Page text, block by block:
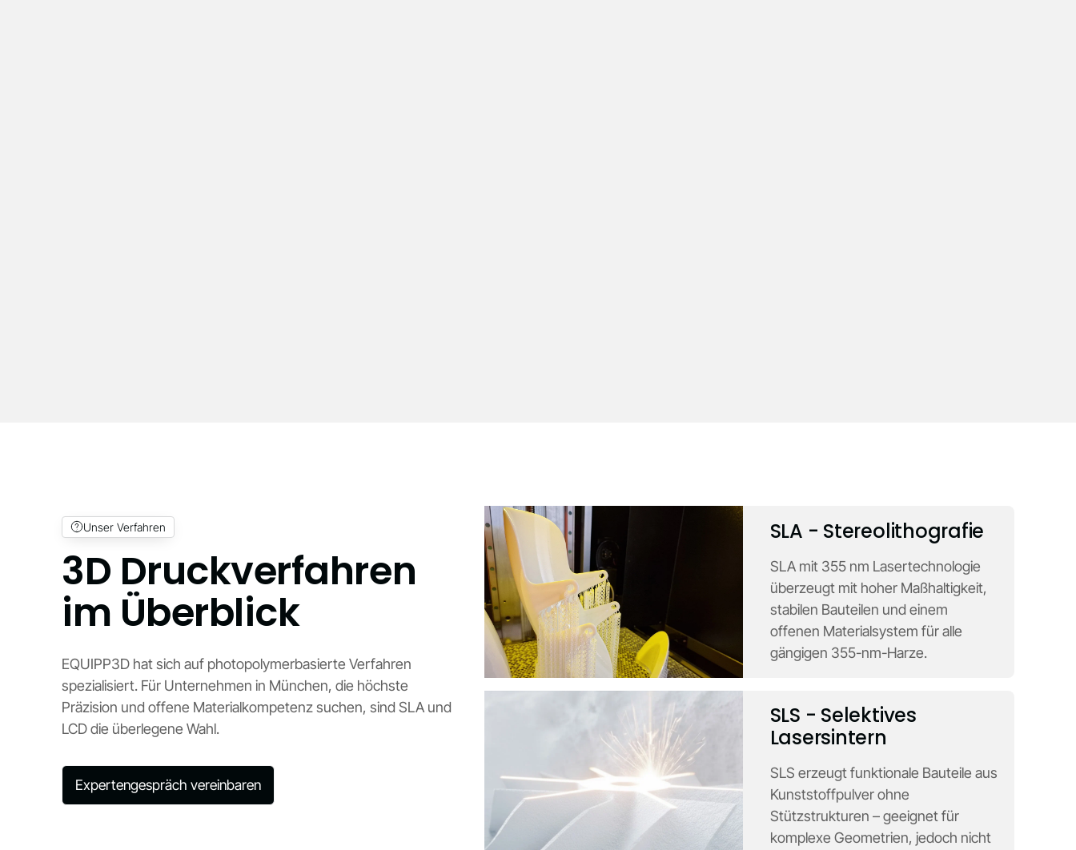
Unser Verfahren
3D Druckverfahren
im Überblick
EQUIPP3D hat sich auf photopolymerbasierte Verfahren
spezialisiert. Für Unternehmen in München, die höchste
Präzision und offene Materialkompetenz suchen, sind SLA und
LCD die überlegene Wahl.
Expertengespräch vereinbaren
SLA - Stereolithografie
SLA mit 355 nm Lasertechnologie
überzeugt mit hoher Maßhaltigkeit,
stabilen Bauteilen und einem
offenen Materialsystem für alle
gängigen 355-nm-Harze.
SLS - Selektives
Lasersintern
SLS erzeugt funktionale Bauteile aus
Kunststoffpulver ohne
Stützstrukturen – geeignet für
komplexe Geometrien, jedoch nicht